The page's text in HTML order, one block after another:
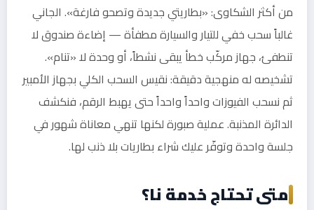
من أكثر الشكاوى: «بطاريتي جديدة وتصحو فارغة». الجاني
غالباً سحب خفي للتيار والسيارة مطفأة — إضاءة صندوق لا
تنطفئ، جهاز مركّب خطأ يبقى نشطاً، أو وحدة لا «تنام».
تشخيصه له منهجية دقيقة: نقيس السحب الكلي بجهاز الأمبير
ثم نسحب الفيوزات واحداً واحداً حتى يهبط الرقم، فنكشف
الدائرة المذنبة. عملية صبورة لكنها تنهي معاناة شهور في
جلسة واحدة وتوفّر عليك شراء بطاريات بلا ذنب لها.
متى تحتاج خدمة نا؟